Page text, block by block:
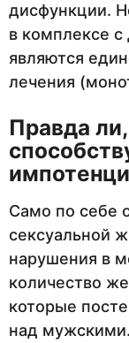
дисфункции.
в комплексе с
являются
лечения
Правда
Само по себе
сексуальной
нарушения в
количество
которые
над